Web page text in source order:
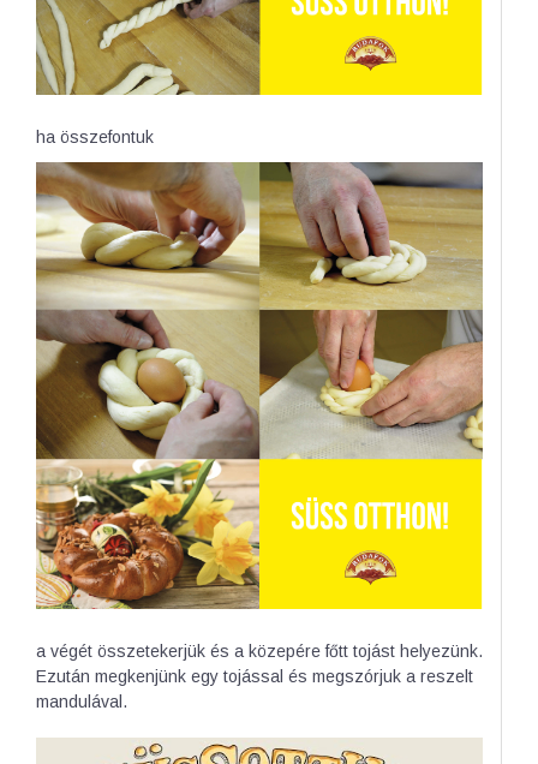
ha összefontuk
a végét összetekerjük és a közepére főtt tojást helyezünk.
Ezután megkenjünk egy tojással és megszórjuk a reszelt
mandulával.